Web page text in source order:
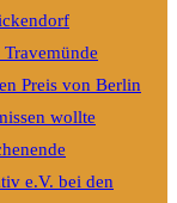
Preis von Berlin
wollte
e.V. bei den